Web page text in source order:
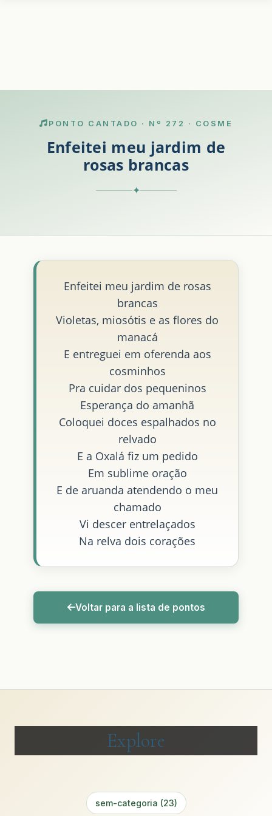
PONTO CANTADO · Nº 272 · COSME
Enfeitei meu jardim de
rosas brancas
✦
Enfeitei meu jardim de rosas
brancas
Violetas, miosótis e as flores do
manacá
E entreguei em oferenda aos
cosminhos
Pra cuidar dos pequeninos
Esperança do amanhã
Coloquei doces espalhados no
relvado
E a Oxalá fiz um pedido
Em sublime oração
E de aruanda atendendo o meu
chamado
Vi descer entrelaçados
Na relva dois corações
Voltar para a lista de pontos
Explore
sem-categoria (23)